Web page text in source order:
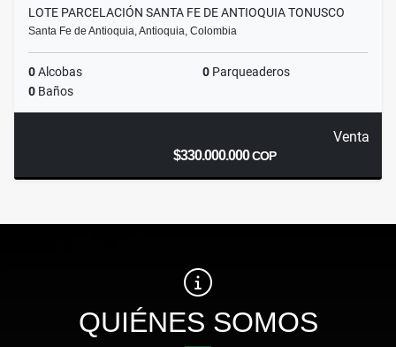
LOTE PARCELACIÓN SANTA FE DE ANTIOQUIA TONUSCO
Santa Fe de Antioquia, Antioquia, Colombia
0Alcobas 0 Parqueaderos
0 Baños
Venta
$330.000.000COP
QUIÉNES SOMOS